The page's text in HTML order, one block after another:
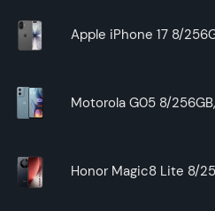
Apple iPhone 17 8/
Motorola G05 8/
Honor Magic8 Lite 8/